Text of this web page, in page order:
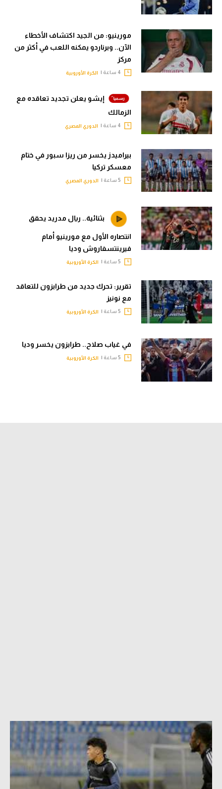
مورينيو: من الجيد اكتشاف الأخطاء
الآن.. وبرناردو يمكنه اللعب في أكثر من
مركز
الكرة الأوروبية
إيشو يعلن تجديد تعاقده مع
الزمالك
الدوري المصري
بيراميدز يخسر من ريزا سبور في ختام
معسكر تركيا
الدوري المصري
بثنائية.. ريال مدريد يحقق
انتصاره الأول مع مورينيو أمام
فيرينتسفاروش وديا
الكرة الأوروبية
تقرير: تحرك جديد من طرابزون للتعاقد
مع نونيز
الكرة الأوروبية
في غياب صلاح.. طرابزون يخسر وديا
الكرة الأوروبية